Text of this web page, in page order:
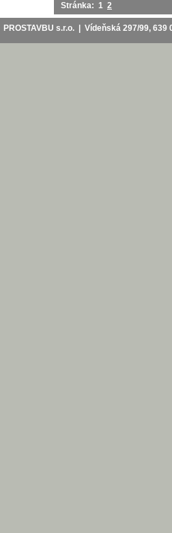
Stránka: 1 2
PROSTAVBU s.r.o. | Vídeňská 297/99,